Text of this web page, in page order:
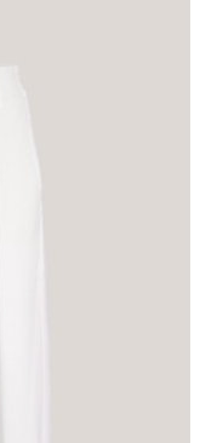
Nahttaschen
Verschluss